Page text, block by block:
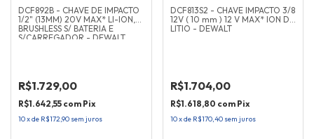
DCF892B - CHAVE DE IMPACTO
1/2" (13MM) 20V MAX* LI-ION,
BRUSHLESS S/ BATERIA E
S/CARREGADOR - DEWALT
R$1.729,00
R$1.642,55 com Pix
10xde R$172,90 sem juros
DCF813S2 - CHAVE IMPACTO 3/8
12V ( 10 mm ) 12 V MAX* ION DE
LITIO - DEWALT
R$1.704,00
R$1.618,80 com Pix
10xde R$170,40 sem juros